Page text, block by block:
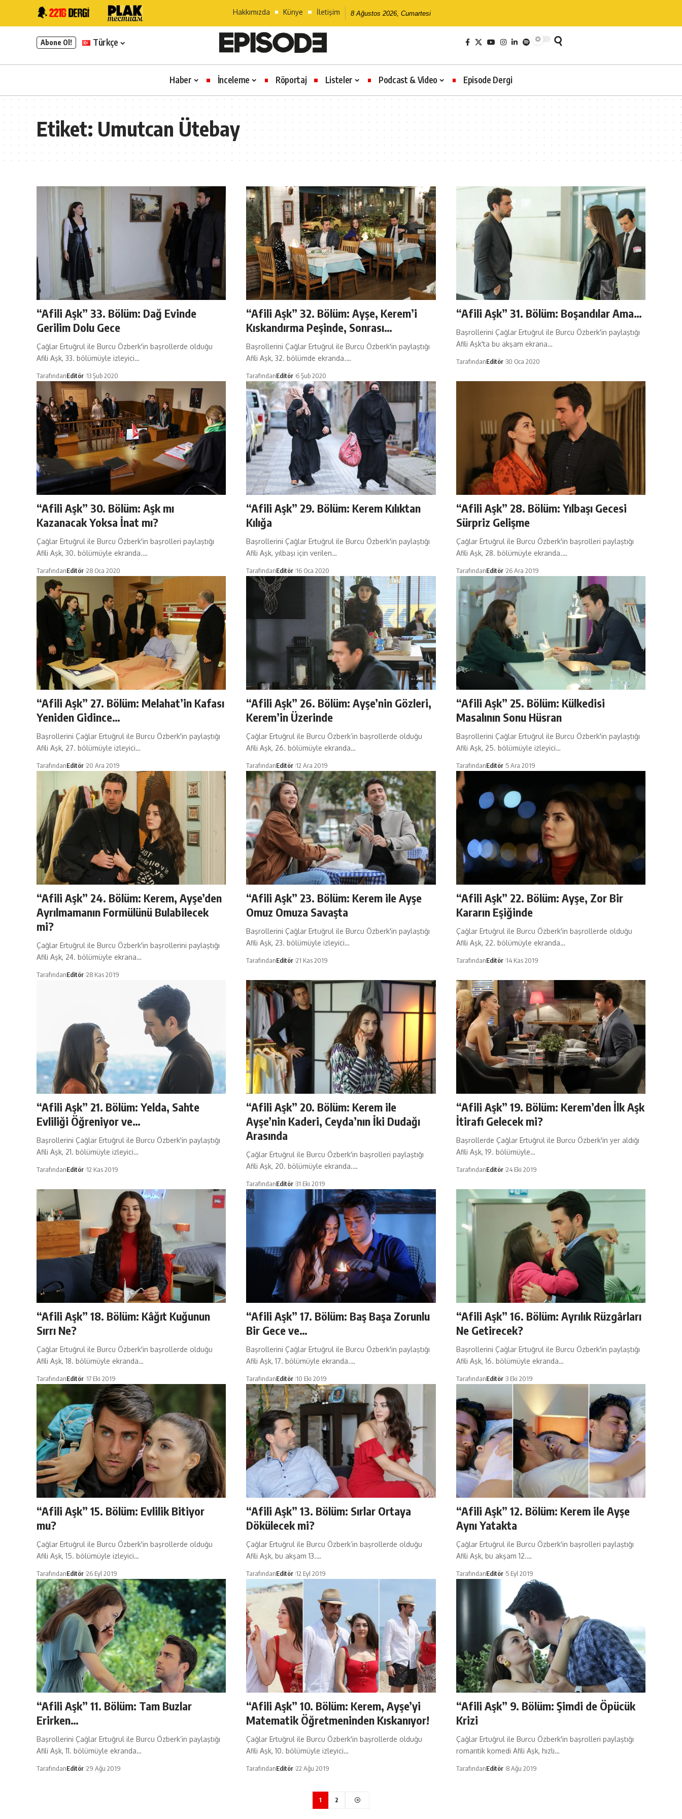
Hakkımızda Künye İletişim 8 Ağustos 2026, Cumartesi
Abone Ol! Türkçe
Haber İnceleme Röportaj Listeler Podcast & Video Episode Dergi
Etiket:Umutcan Ütebay
“Afili Aşk” 33. Bölüm: Dağ Evinde
Gerilim Dolu Gece
Çağlar Ertuğrul ile Burcu Özberk'in başrollerde olduğu
Afili Aşk, 33. bölümüyle izleyici…
TarafındanEditör 13 Şub 2020
“Afili Aşk” 32. Bölüm: Ayşe, Kerem’i
Kıskandırma Peşinde, Sonrası…
Başrollerini Çağlar Ertuğrul ile Burcu Özberk'in paylaştığı
Afili Aşk, 32. bölümde ekranda.…
TarafındanEditör 6 Şub 2020
“Afili Aşk” 31. Bölüm: Boşandılar Ama…
Başrollerini Çağlar Ertuğrul ile Burcu Özberk'in paylaştığı
Afili Aşk'ta bu akşam ekrana…
TarafındanEditör 30 Oca 2020
“Afili Aşk” 30. Bölüm: Aşk mı
Kazanacak Yoksa İnat mı?
Çağlar Ertuğrul ile Burcu Özberk'in başrolleri paylaştığı
Afili Aşk, 30. bölümüyle ekranda.…
TarafındanEditör 28 Oca 2020
“Afili Aşk” 29. Bölüm: Kerem Kılıktan
Kılığa
Başrollerini Çağlar Ertuğrul ile Burcu Özberk'in paylaştığı
Afili Aşk, yılbaşı için verilen…
TarafındanEditör 16 Oca 2020
“Afili Aşk” 28. Bölüm: Yılbaşı Gecesi
Sürpriz Gelişme
Çağlar Ertuğrul ile Burcu Özberk'in başrolleri paylaştığı
Afili Aşk, 28. bölümüyle ekranda.…
TarafındanEditör 26 Ara 2019
“Afili Aşk” 27. Bölüm: Melahat’in Kafası
Yeniden Gidince…
Başrollerini Çağlar Ertuğrul ile Burcu Özberk'in paylaştığı
Afili Aşk, 27. bölümüyle izleyici…
TarafındanEditör 20 Ara 2019
“Afili Aşk” 26. Bölüm: Ayşe’nin Gözleri,
Kerem’in Üzerinde
Çağlar Ertuğrul ile Burcu Özberk’in başrollerde olduğu
Afili Aşk, 26. bölümüyle ekranda…
TarafındanEditör 12 Ara 2019
“Afili Aşk” 25. Bölüm: Külkedisi
Masalının Sonu Hüsran
Başrollerini Çağlar Ertuğrul ile Burcu Özberk'in paylaştığı
Afili Aşk, 25. bölümüyle izleyici…
TarafındanEditör 5 Ara 2019
“Afili Aşk” 24. Bölüm: Kerem, Ayşe’den
Ayrılmamanın Formülünü Bulabilecek
mi?
Çağlar Ertuğrul ile Burcu Özberk'in başrollerini paylaştığı
Afili Aşk, 24. bölümüyle ekrana…
TarafındanEditör 28 Kas 2019
“Afili Aşk” 23. Bölüm: Kerem ile Ayşe
Omuz Omuza Savaşta
Başrollerini Çağlar Ertuğrul ile Burcu Özberk'in paylaştığı
Afili Aşk, 23. bölümüyle izleyici…
TarafındanEditör 21 Kas 2019
“Afili Aşk” 22. Bölüm: Ayşe, Zor Bir
Kararın Eşiğinde
Çağlar Ertuğrul ile Burcu Özberk'in başrollerde olduğu
Afili Aşk, 22. bölümüyle ekranda…
TarafındanEditör 14 Kas 2019
“Afili Aşk” 21. Bölüm: Yelda, Sahte
Evliliği Öğreniyor ve…
Başrollerini Çağlar Ertuğrul ile Burcu Özberk'in paylaştığı
Afili Aşk, 21. bölümüyle izleyici…
TarafındanEditör 12 Kas 2019
“Afili Aşk” 20. Bölüm: Kerem ile
Ayşe’nin Kaderi, Ceyda’nın İki Dudağı
Arasında
Çağlar Ertuğrul ile Burcu Özberk'in başrolleri paylaştığı
Afili Aşk, 20. bölümüyle ekranda.…
TarafındanEditör 31 Eki 2019
“Afili Aşk” 19. Bölüm: Kerem’den İlk Aşk
İtirafı Gelecek mi?
Başrollerde Çağlar Ertuğrul ile Burcu Özberk'in yer aldığı
Afili Aşk, 19. bölümüyle…
TarafındanEditör 24 Eki 2019
“Afili Aşk” 18. Bölüm: Kâğıt Kuğunun
Sırrı Ne?
Çağlar Ertuğrul ile Burcu Özberk'in başrollerde olduğu
Afili Aşk, 18. bölümüyle ekranda…
TarafındanEditör 17 Eki 2019
“Afili Aşk” 17. Bölüm: Baş Başa Zorunlu
Bir Gece ve…
Başrollerini Çağlar Ertuğrul ile Burcu Özberk'in paylaştığı
Afili Aşk, 17. bölümüyle ekranda.…
TarafındanEditör 10 Eki 2019
“Afili Aşk” 16. Bölüm: Ayrılık Rüzgârları
Ne Getirecek?
Başrollerini Çağlar Ertuğrul ile Burcu Özberk'in paylaştığı
Afili Aşk, 16. bölümüyle ekranda…
TarafındanEditör 3 Eki 2019
“Afili Aşk” 15. Bölüm: Evlilik Bitiyor
mu?
Çağlar Ertuğrul ile Burcu Özberk'in başrollerde olduğu
Afili Aşk, 15. bölümüyle izleyici…
TarafındanEditör 26 Eyl 2019
“Afili Aşk” 13. Bölüm: Sırlar Ortaya
Dökülecek mi?
Çağlar Ertuğrul ile Burcu Özberk’in başrollerde olduğu
Afili Aşk, bu akşam 13.…
TarafındanEditör 12 Eyl 2019
“Afili Aşk” 12. Bölüm: Kerem ile Ayşe
Aynı Yatakta
Çağlar Ertuğrul ile Burcu Özberk'in başrolleri paylaştığı
Afili Aşk, bu akşam 12.…
TarafındanEditör 5 Eyl 2019
“Afili Aşk” 11. Bölüm: Tam Buzlar
Erirken…
Başrollerini Çağlar Ertuğrul ile Burcu Özberk’in paylaştığı
Afili Aşk, 11. bölümüyle ekranda…
TarafındanEditör 29 Ağu 2019
“Afili Aşk” 10. Bölüm: Kerem, Ayşe’yi
Matematik Öğretmeninden Kıskanıyor!
Çağlar Ertuğrul ile Burcu Özberk'in başrollerde olduğu
Afili Aşk, 10. bölümüyle izleyici…
TarafındanEditör 22 Ağu 2019
“Afili Aşk” 9. Bölüm: Şimdi de Öpücük
Krizi
Çağlar Ertuğrul ile Burcu Özberk'in başrolleri paylaştığı
romantik komedi Afili Aşk, hızlı…
TarafındanEditör 8 Ağu 2019
1 2